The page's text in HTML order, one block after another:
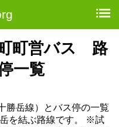
町営バス 路
一覧
勝岳線）とバス停の一覧
を結ぶ路線です。 ※試